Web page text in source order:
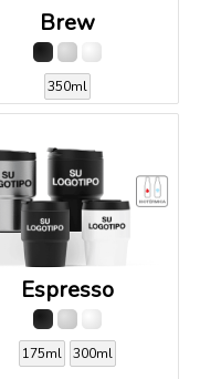
Brew
350ml
Espresso
175ml 300ml